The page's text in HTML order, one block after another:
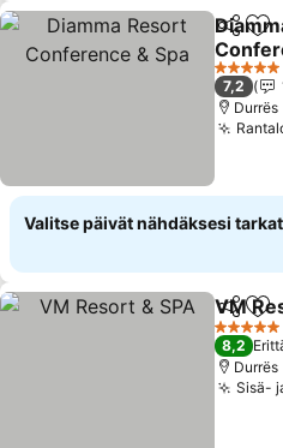
Jaa
Katso
5
7,2
Durrës
Valitse päivät nähdäksesi
Jaa
VM
5
8,2
Durrës
Sisä-